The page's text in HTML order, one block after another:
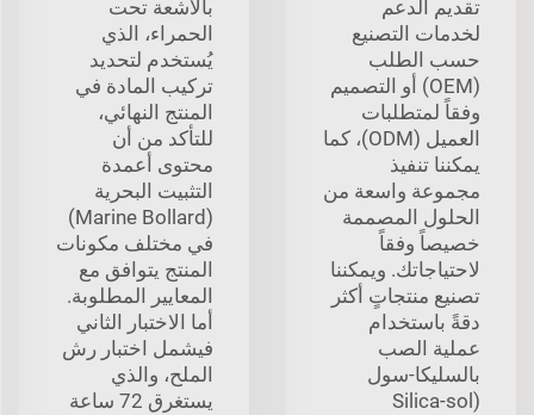
تقديم الدعم
لخدمات التصنيع
حسب الطلب
(OEM) أو التصميم
وفقاً لمتطلبات
العميل (ODM)، كما
يمكننا تنفيذ
مجموعة واسعة من
الحلول المصممة
خصيصاً وفقاً
لاحتياجاتك. ويمكننا
تصنيع منتجاتٍ أكثر
دقةً باستخدام
عملية الصب
بالسليكا-سول
(Silica-sol
بالأشعة تحت
الحمراء، الذي
يُستخدم لتحديد
تركيب المادة في
المنتج النهائي،
للتأكد من أن
محتوى أعمدة
التثبيت البحرية
(Marine Bollard)
في مختلف مكونات
المنتج يتوافق مع
المعايير المطلوبة.
أما الاختبار الثاني
فيشمل اختبار رش
الملح، والذي
يستغرق 72 ساعة